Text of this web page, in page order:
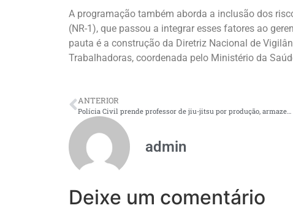
A programação também aborda a inclusão dos
(NR-1), que passou a integrar esses fatores ao
pauta é a construção da Diretriz Nacional de
Trabalhadoras, coordenada pelo Ministério da
ANTERIOR
admin
Deixe um comentário